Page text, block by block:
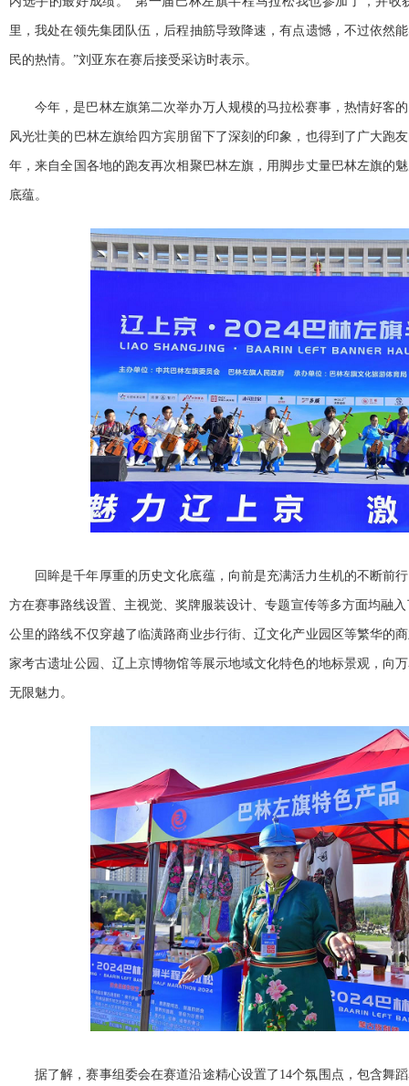
里，我处在领先集团队伍，后程抽筋导致降速，有点遗憾，不过依然
民的热情。”刘亚东在赛后接受采访时表示。
今年，是巴林左旗第二次举办万人规模的马拉松赛事，热情好客
风光壮美的巴林左旗给四方宾朋留下了深刻的印象，也得到了广大跑
年，来自全国各地的跑友再次相聚巴林左旗，用脚步丈量巴林左旗的
底蕴。
回眸是千年厚重的历史文化底蕴，向前是充满活力生机的不断前
方在赛事路线设置、主视觉、奖牌服装设计、专题宣传等多方面均融
公里的路线不仅穿越了临潢路商业步行街、辽文化产业园区等繁华的
家考古遗址公园、辽上京博物馆等展示地域文化特色的地标景观，向
无限魅力。
据了解，赛事组委会在赛道沿途精心设置了14个氛围点，包含舞